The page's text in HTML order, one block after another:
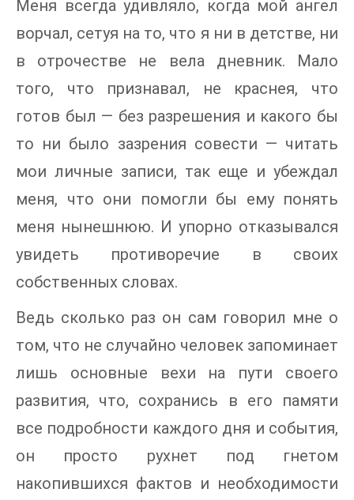
Меня всегда удивляло, когда мой ангел
ворчал, сетуя на то, что я ни в детстве, ни
в отрочестве не вела дневник. Мало
того, что признавал, не краснея, что
готов был — без разрешения и какого бы
то ни было зазрения совести — читать
мои личные записи, так еще и убеждал
меня, что они помогли бы ему понять
меня нынешнюю. И упорно отказывался
увидеть противоречие в своих
собственных словах.
Ведь сколько раз он сам говорил мне о
том, что не случайно человек запоминает
лишь основные вехи на пути своего
развития, что, сохранись в его памяти
все подробности каждого дня и события,
он просто рухнет под гнетом
накопившихся фактов и необходимости